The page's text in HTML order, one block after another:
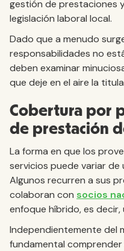
gestión de prestaciones
legislación laboral local.
Dado que a menudo
responsabilidades no
deben examinar
que deje en el aire la
Cobertura por
de prestación
La forma en que los
servicios puede variar
Algunos recurren a sus
colaboran con socios
enfoque híbrido, es
Independientemente del
fundamental